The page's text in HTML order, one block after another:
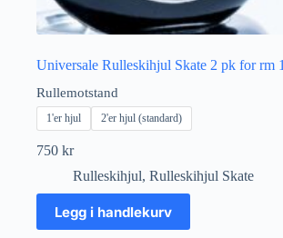
Universale Rulleskihjul Skate 2 pk for rm
Rullemotstand
1'er hjul 2'er hjul (standard)
750 kr
Rulleskihjul, Rulleskihjul Skate
Legg i handlekurv
produktet
har